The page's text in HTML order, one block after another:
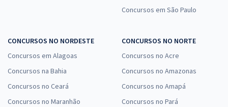
Concursos em São Paulo
CONCURSOS NO NORDESTE
Concursos em Alagoas
Concursos na Bahia
Concursos no Ceará
Concursos no Maranhão
CONCURSOS NO NORTE
Concursos no Acre
Concursos no Amazonas
Concursos no Amapá
Concursos no Pará